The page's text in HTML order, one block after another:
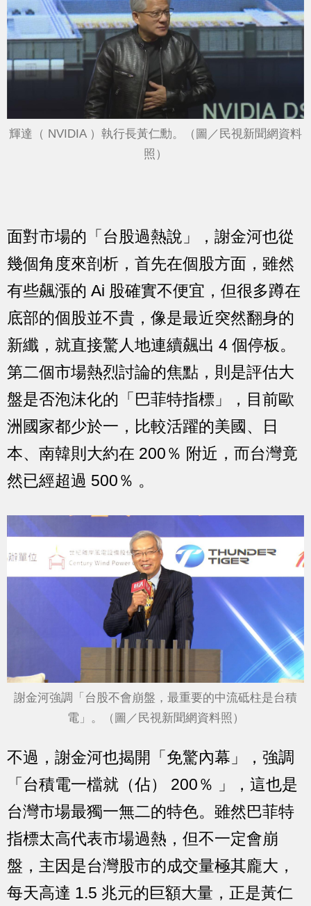
輝達（ NVIDIA ）執行長黃仁勳。（圖／民視新聞網資料
照）
面對市場的「台股過熱說」，謝金河也從
幾個角度來剖析，首先在個股方面，雖然
有些飆漲的 Ai 股確實不便宜，但很多蹲在
底部的個股並不貴，像是最近突然翻身的
新纖，就直接驚人地連續飆出 4 個停板。
第二個市場熱烈討論的焦點，則是評估大
盤是否泡沫化的「巴菲特指標」，目前歐
洲國家都少於一，比較活躍的美國、日
本、南韓則大約在 200％ 附近，而台灣竟
然已經超過 500％ 。
謝金河強調「台股不會崩盤，最重要的中流砥柱是台積
電」。（圖／民視新聞網資料照）
不過，謝金河也揭開「免驚內幕」，強調
「台積電一檔就（佔） 200％ 」，這也是
台灣市場最獨一無二的特色。雖然巴菲特
指標太高代表市場過熱，但不一定會崩
盤，主因是台灣股市的成交量極其龐大，
每天高達 1.5 兆元的巨額大量，正是黃仁